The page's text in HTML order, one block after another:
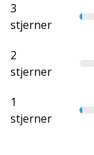
3
stjerner
2
stjerner
1
stjerner